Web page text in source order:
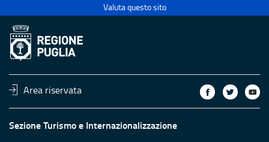
Valuta questo sito
Area riservata
Sezione Turismo e Internazionalizzazione